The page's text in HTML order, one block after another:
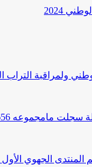
2024
ولمراقبة التراب
المنتدى الجهوي